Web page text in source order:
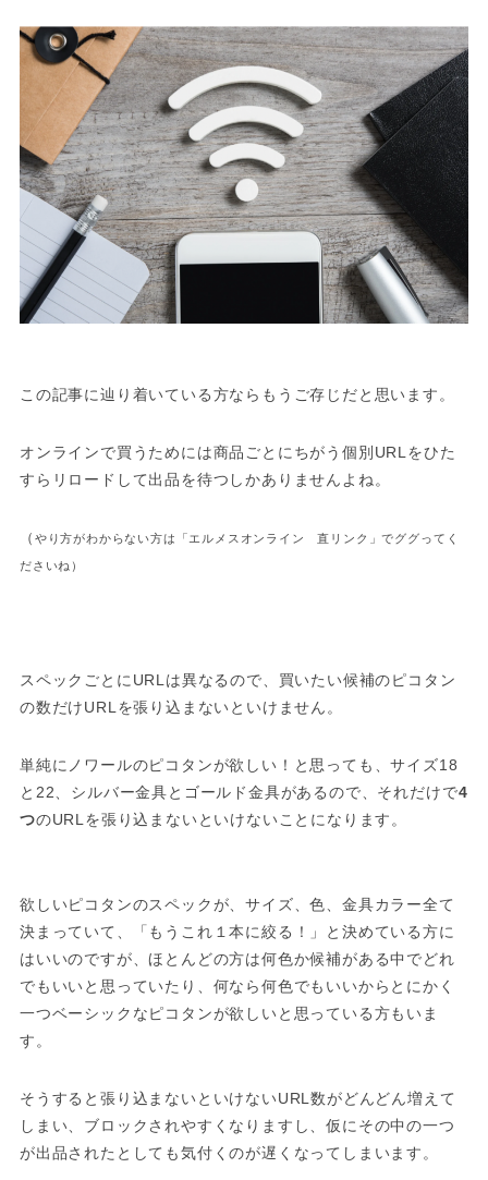
この記事に辿り着いている方ならもうご存じだと思います。
オンラインで買うためには商品ごとにちがう個別URLをひた
すらリロードして出品を待つしかありませんよね。
（ やり方がわからない方は「エルメスオンライン 直リンク」でググってく
ださいね）
スペックごとにURLは異なるので、買いたい候補のピコタン
の数だけURLを張り込まないといけません。
単純にノワールのピコタンが欲しい！と思っても、サイズ18
と22、シルバー金具とゴールド金具があるので、それだけで4
つのURLを張り込まないといけないことになります。
欲しいピコタンのスペックが、サイズ、色、金具カラー全て
決まっていて、「もうこれ１本に絞る！」と決めている方に
はいいのですが、ほとんどの方は何色か候補がある中でどれ
でもいいと思っていたり、何なら何色でもいいからとにかく
一つベーシックなピコタンが欲しいと思っている方もいま
す。
そうすると張り込まないといけないURL数がどんどん増えて
しまい、ブロックされやすくなりますし、仮にその中の一つ
が出品されたとしても気付くのが遅くなってしまいます。